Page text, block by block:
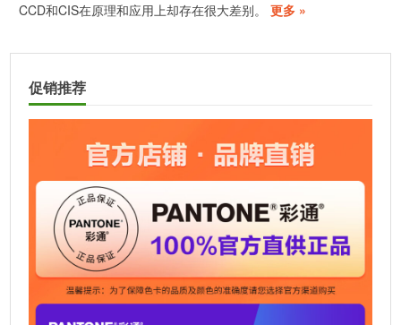
CCD和CIS在原理和应用上却存在很大差别。
更多 »
促销推荐